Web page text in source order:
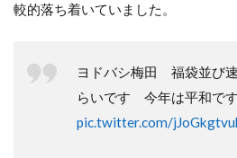
較的落ち着いていました。
ヨドバシ梅田 福袋並び
らいです 今年は平和です
pic.twitter.com/